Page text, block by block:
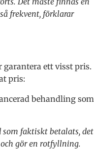
frekvent, förklarar
ett visst pris.
pris:
behandling som
faktiskt betalats, det
gör en rotfyllning.